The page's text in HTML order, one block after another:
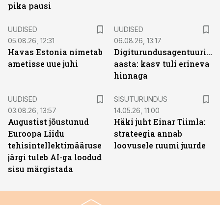
pika pausi
UUDISED
05.08.26, 12:31
Havas Estonia nimetab
ametisse uue juhi
UUDISED
06.08.26, 13:17
Digiturundusagentuuride
aasta: kasv tuli erineva
hinnaga
UUDISED
03.08.26, 13:57
Augustist jõustunud
Euroopa Liidu
tehisintellektimääruse
järgi tuleb AI-ga loodud
sisu märgistada
SISUTURUNDUS
14.05.26, 11:00
Häki juht Einar Tiimla:
strateegia annab
loovusele ruumi juurde